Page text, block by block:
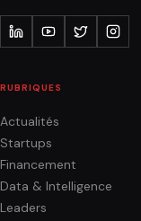
RUBRIQUES
Actualités
Startups
Financement
Data & Intelligence
Leaders